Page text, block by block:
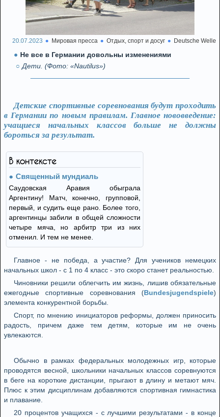
20.07.2023 Мировая пресса Отдых, спорт и досуг Deutsche Welle
Не все в Германии довольны изменениями
Дети. (Фото: «Nautilus»)
Детские спортивные соревнования будут проходить
в Германии по новым правилам. Главное нововведение:
учащиеся начальных классов больше не должны
бороться за результат.
В контексте
Священный мундиаль
Саудовская Аравия обыграла
Аргентину! Матч, конечно, групповой,
первый, и судить еще рано. Более того,
аргентинцы забили в общей сложности
четыре мяча, но арбитр три из них
отменил. И тем не менее.
Главное - не победа, а участие? Для учеников немецких
начальных школ - с 1 по 4 класс - это скоро станет реальностью.
Чиновники решили облегчить им жизнь, лишив обязательные
ежегодные спортивные соревнования (Bundesjugendspiele)
элемента конкурентной борьбы.
Спорт, по мнению инициаторов реформы, должен приносить
радость, причем даже тем детям, которые им не очень
увлекаются.
Обычно в рамках федеральных молодежных игр, которые
проводятся весной, школьники начальных классов соревнуются
в беге на короткие дистанции, прыгают в длину и метают мяч.
Плюс к этим дисциплинам добавляются спортивная гимнастика
и плавание.
20 процентов учащихся - с лучшими результатами - в конце